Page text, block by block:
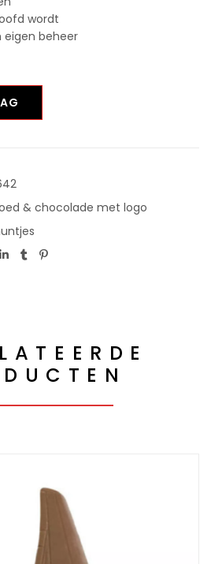
wordt
eigen beheer
& chocolade met logo